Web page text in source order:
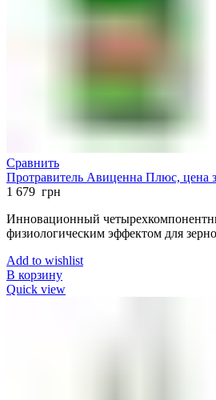
Сравнить
Протравитель Авиценна Плюс, цена
1 679 грн
Инновационный
физиологическим эффектом для
Add to wishlist
В корзину
Quick view